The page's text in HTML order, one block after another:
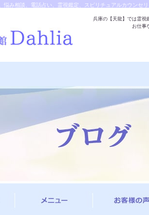
悩み相談、電話占い、霊視鑑定、スピリチュアルカウンセ
兵庫の【天龍】では霊視
お仕事